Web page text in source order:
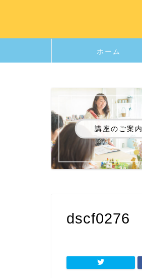
ホーム
講座のご案内
dscf0276